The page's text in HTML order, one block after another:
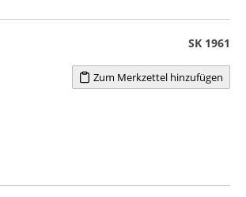
SK 1961
Zum Merkzettel hinzufügen